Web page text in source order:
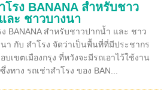
โรง BANANA สำหรับชาว
ละ ชาวบางนา
ง BANANA สำหรับชาวปากน้ำ และ ชาว
า กับ สำโรง จัดว่าเป็นพื้นที่ที่มีประชากร
เขตเมืองกรุง ที่หวังจะมีรถเอาไว้ใช้งาน
งทาง รถเช่าสำโรง ของ BAN...